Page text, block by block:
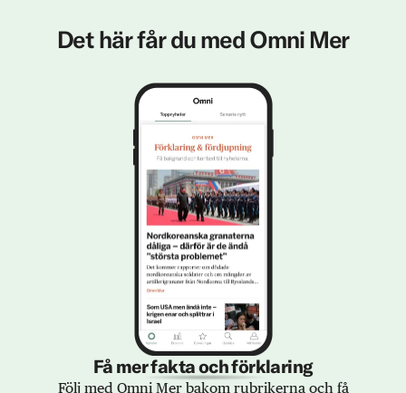
Det här får du med Omni Mer
Få mer fakta och förklaring
Följ med Omni Mer bakom rubrikerna och få